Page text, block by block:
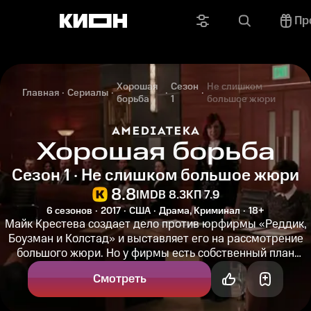
Главная Сериалы Хорошая
борьба
Сезон
1
Не слишком
большое жюри
Хорошая борьба
Сезон 1 · Не слишком большое жюри
8.8IMDB 8.3КП 7.9
6 сезонов 2017 США Драма, Криминал 18+
Майк Крестева создает дело против юрфирмы «Реддик,
Боузман и Колстад» и выставляет его на рассмотрение
большого жюри. Но у фирмы есть собственный план
помешать усилиям...
Смотреть